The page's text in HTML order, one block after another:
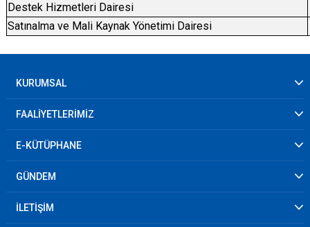
Destek Hizmetleri Dairesi
Satınalma ve Mali Kaynak Yönetimi Dairesi
KURUMSAL
FAALİYETLERİMİZ
E-KÜTÜPHANE
GÜNDEM
İLETİŞİM